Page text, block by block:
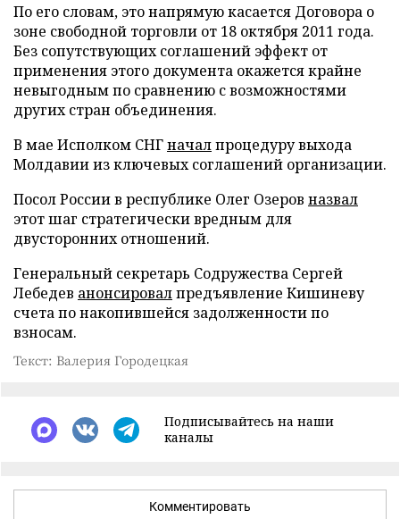
По его словам, это напрямую касается Договора о
зоне свободной торговли от 18 октября 2011 года.
Без сопутствующих соглашений эффект от
применения этого документа окажется крайне
невыгодным по сравнению с возможностями
других стран объединения.
В мае Исполком СНГначалпроцедуру выхода
Молдавии из ключевых соглашений организации.
Посол России в республике Олег Озеров назвал
этот шаг стратегически вредным для
двусторонних отношений.
Генеральный секретарь Содружества Сергей
Лебедев анонсировалпредъявление Кишиневу
счета по накопившейся задолженности по
взносам.
Текст: Валерия Городецкая
Подписывайтесь на наши
каналы
Комментировать